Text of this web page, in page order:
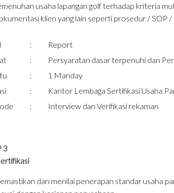
usaha lapangan golf terhadap kriteria
klien yang lain seperti prosedur / SOP /
:
Report
:
Persyaratan dasar terpenuhi dan
:
1 Manday
:
Kantor Lembaga Sertifikasi Usaha
: Interview dan Verifikasi rekaman
3
dan menilai penerapan standar usaha